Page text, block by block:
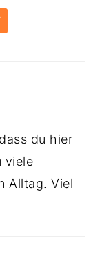
du hier
viele
Alltag. Viel